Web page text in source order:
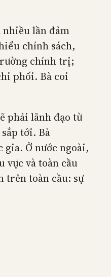
nhiều lần đảm
chính sách,
chính trị;
phối. Bà coi
phải lãnh đạo từ
tới. Bà
Ở nước ngoài,
vực và toàn cầu
trên toàn cầu: sự